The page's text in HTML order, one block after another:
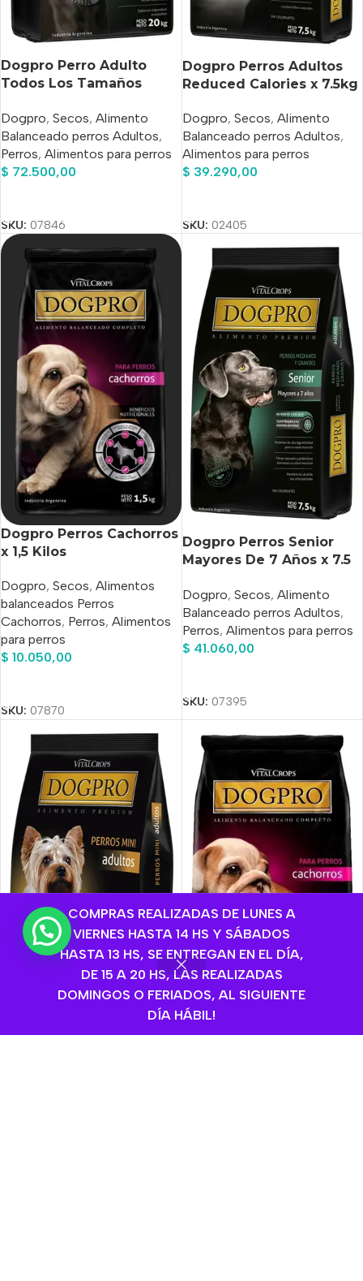
COMPRAS REALIZADAS DE LUNES A
VIERNES HASTA 14 HS Y SÁBADOS
HASTA 13 HS, SE ENTREGAN EN EL DÍA,
DE 15 A 20 HS, LAS REALIZADAS
DOMINGOS O FERIADOS, AL SIGUIENTE
DÍA HÁBIL!
Dogpro Perro Adulto
Todos Los Tamaños
Dogpro, Secos, Alimento
Balanceado perros Adultos,
Perros, Alimentos para perros
$ 72.500,00
SKU: 07846
Dogpro Perros Adultos
Reduced Calories x 7.5kg
Dogpro, Secos, Alimento
Balanceado perros Adultos,
Alimentos para perros
$ 39.290,00
SKU: 02405
Dogpro Perros Cachorros
x 1,5 Kilos
Dogpro, Secos, Alimentos
balanceados Perros
Cachorros, Perros, Alimentos
para perros
$ 10.050,00
SKU: 07870
Dogpro Perros Senior
Mayores De 7 Años x 7.5
Dogpro, Secos, Alimento
Balanceado perros Adultos,
Perros, Alimentos para perros
$ 41.060,00
SKU: 07395
💬 ¿Necesitas ayuda?